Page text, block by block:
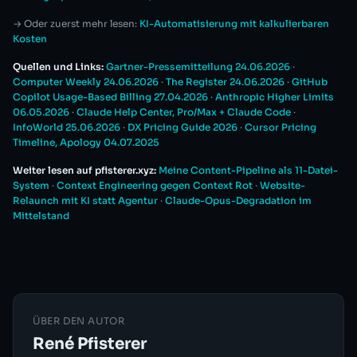
→ Oder zuerst mehr lesen: KI-Automatisierung mit kalkulierbaren
Kosten
Quellen und Links: Gartner-Pressemitteilung 24.06.2026 ·
Computer Weekly 24.06.2026 · The Register 24.06.2026 · GitHub
Copilot Usage-Based Billing 27.04.2026 · Anthropic Higher Limits
06.05.2026 · Claude Help Center, Pro/Max + Claude Code ·
InfoWorld 25.06.2026 · DX Pricing Guide 2026 · Cursor Pricing
Timeline, Apology 04.07.2025
Weiter lesen auf pfisterer.xyz: Meine Content-Pipeline als 11-Datei-
System · Context Engineering gegen Context Rot · Website-
Relaunch mit KI statt Agentur · Claude-Opus-Degradation im
Mittelstand
ÜBER DEN AUTOR
René Pfisterer